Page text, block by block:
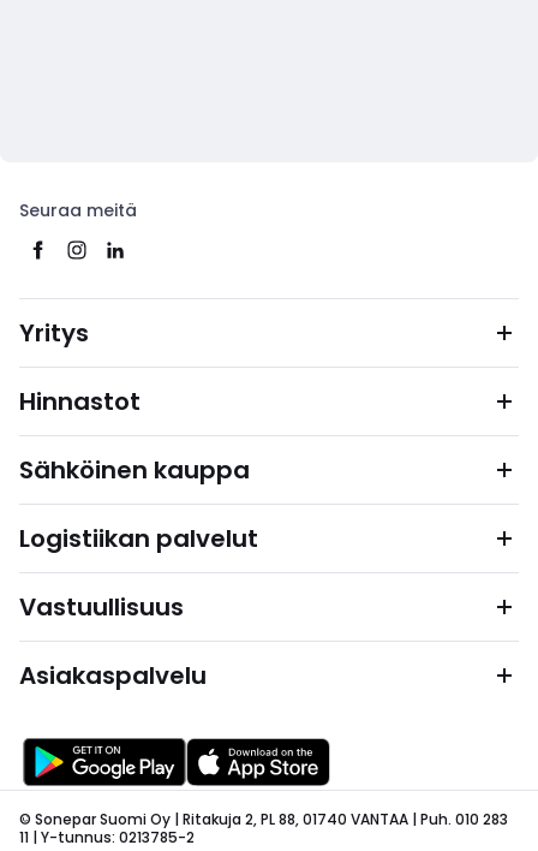
Seuraa meitä
Yritys
Hinnastot
Sähköinen kauppa
Logistiikan palvelut
Vastuullisuus
Asiakaspalvelu
© Sonepar Suomi Oy | Ritakuja 2, PL 88, 01740 VANTAA | Puh. 010 283
11 | Y-tunnus: 0213785-2